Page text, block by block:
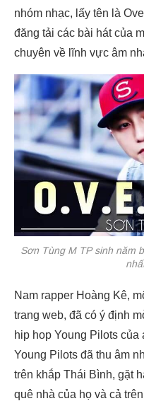
nhóm nhạc, lấy tên là
đăng tải các bài hát của
chuyên về lĩnh vực âm
Sơn Tùng M TP sinh năm
Nam rapper Hoàng Kê,
trang web, đã có ý định
hip hop Young Pilots của
Young Pilots đã thu âm
trên khắp Thái Bình, gặt
quê nhà của họ và cả